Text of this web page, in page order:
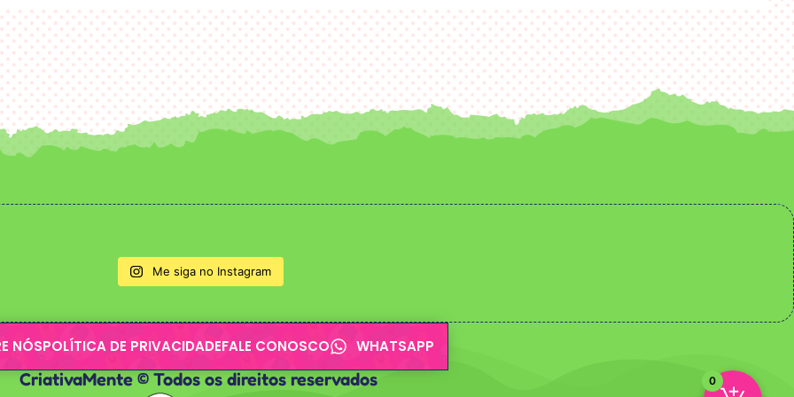
Me siga no Instagram
NÓSPOLÍTICA DE PRIVACIDADEFALE CONOSCO WHATSAPP
CriativaMente © Todos os direitos reservados 0